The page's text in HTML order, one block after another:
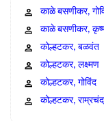
काळे बसणीकर,
काळे बसणीकर,
कोल्हटकर, बळवंत
कोल्हटकर, लक्ष्मण
कोल्हटकर, गोविंद
कोल्हटकर,